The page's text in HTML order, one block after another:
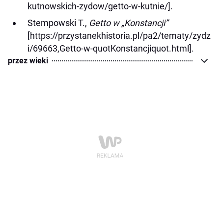
kutnowskich-zydow/getto-w-kutnie/].
Stempowski T., Getto w „Konstancji”
[https://przystanekhistoria.pl/pa2/tematy/zydz
i/69663,Getto-w-quotKonstancjiquot.html].
przez wieki